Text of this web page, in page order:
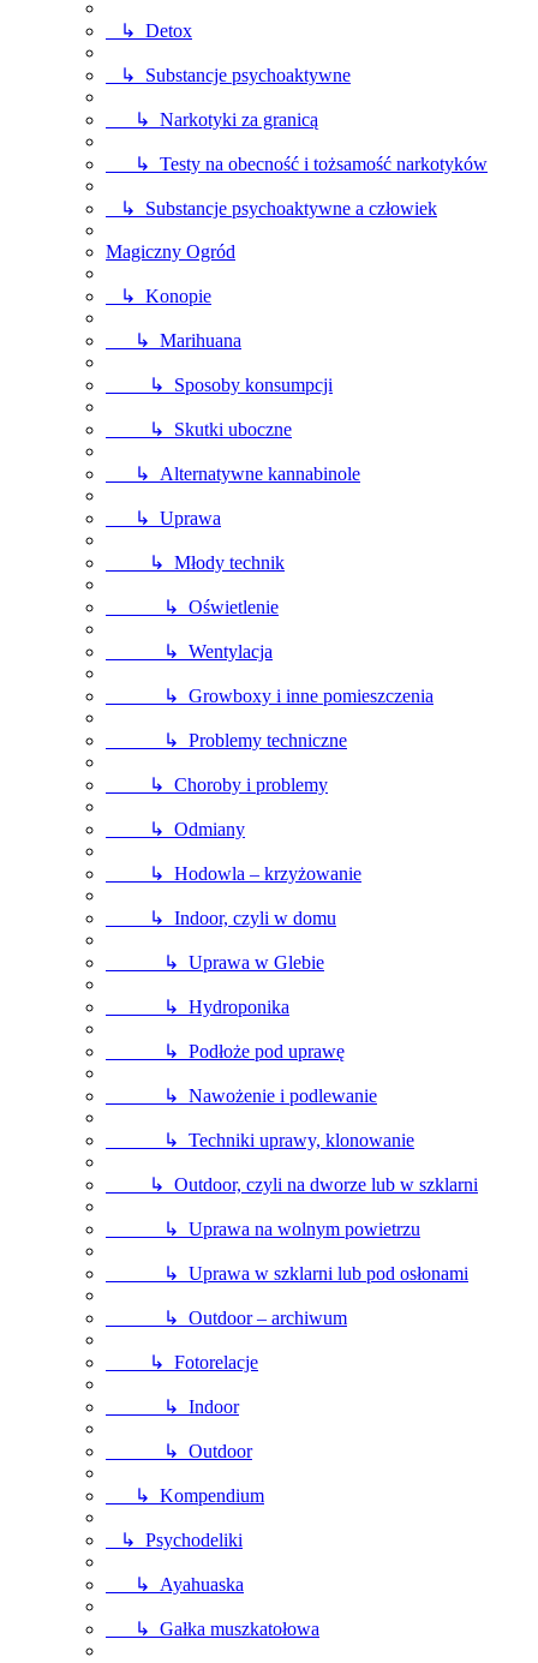
↳ Detox
↳ Substancje psychoaktywne
↳ Narkotyki za granicą
↳ Testy na obecność i tożsamość narkotyków
↳ Substancje psychoaktywne a człowiek
Magiczny Ogród
↳ Konopie
↳ Marihuana
↳ Sposoby konsumpcji
↳ Skutki uboczne
↳ Alternatywne kannabinole
↳ Uprawa
↳ Młody technik
↳ Oświetlenie
↳ Wentylacja
↳ Growboxy i inne pomieszczenia
↳ Problemy techniczne
↳ Choroby i problemy
↳ Odmiany
↳ Hodowla – krzyżowanie
↳ Indoor, czyli w domu
↳ Uprawa w Glebie
↳ Hydroponika
↳ Podłoże pod uprawę
↳ Nawożenie i podlewanie
↳ Techniki uprawy, klonowanie
↳ Outdoor, czyli na dworze lub w szklarni
↳ Uprawa na wolnym powietrzu
↳ Uprawa w szklarni lub pod osłonami
↳ Outdoor – archiwum
↳ Fotorelacje
↳ Indoor
↳ Outdoor
↳ Kompendium
↳ Psychodeliki
↳ Ayahuaska
↳ Gałka muszkatołowa